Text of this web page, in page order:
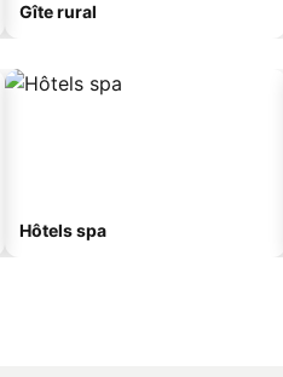
Gîte rural
Hôtels spa